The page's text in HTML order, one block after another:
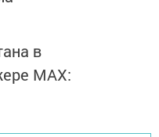
в
MАХ: